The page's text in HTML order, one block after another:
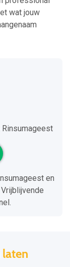
wat jouw
en